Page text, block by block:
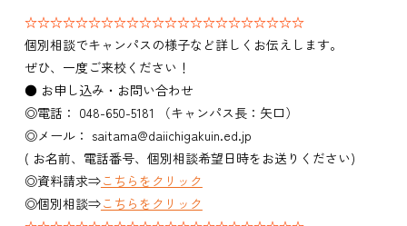
☆☆☆☆☆☆☆☆☆☆☆☆☆☆☆☆☆☆☆☆☆☆
個別相談でキャンパスの様子など詳しくお伝えします。
ぜひ、一度ご来校ください！
● お申し込み・お問い合わせ
◎電話： 048-650-5181 （キャンパス長：矢口）
◎メール： saitama@daiichigakuin.ed.jp
( お名前、電話番号、個別相談希望日時をお送りください)
◎資料請求⇒こちらをクリック
◎個別相談⇒こちらをクリック